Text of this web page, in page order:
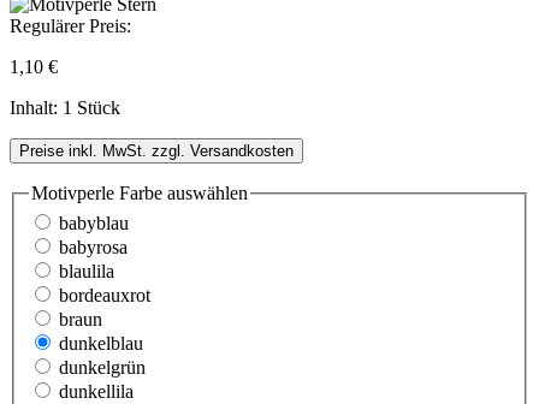
Regulärer Preis:
1,10 €
Inhalt: 1 Stück
Preise inkl. MwSt. zzgl. Versandkosten
Motivperle Farbe auswählen
babyblau
babyrosa
blaulila
bordeauxrot
braun
dunkelblau
dunkelgrün
dunkellila